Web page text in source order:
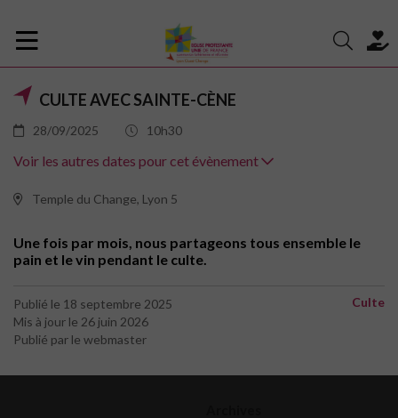
CULTE AVEC SAINTE-CÈNE
28/09/2025 10h30
Voir les autres dates pour cet évènement
Temple du Change, Lyon 5
Une fois par mois, nous partageons tous ensemble le
pain et le vin pendant le culte.
Publié le 18 septembre 2025
Mis à jour le 26 juin 2026
Publié par le webmaster
Culte